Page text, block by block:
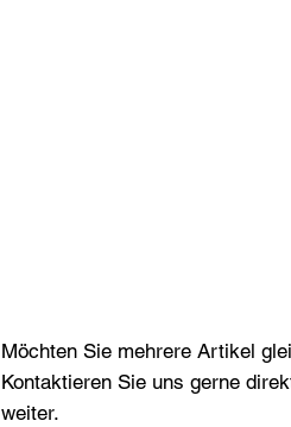
Möchten Sie mehrere Artikel
Kontaktieren Sie uns gerne
weiter.